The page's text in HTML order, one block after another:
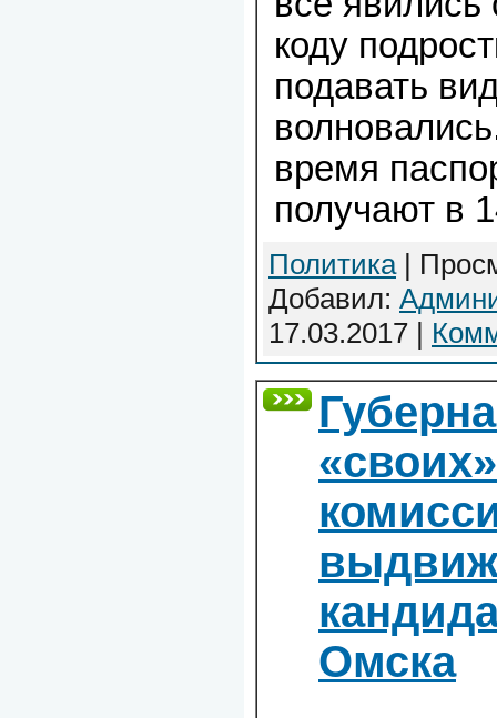
коду
подавать
время
получают в
Политика|
Добавил:
17.03.2017 |
Омска